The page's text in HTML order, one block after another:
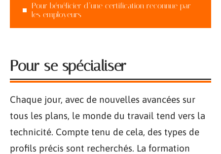
Pour bénéficier d’une certification reconnue par
les employeurs
Pour se spécialiser
Chaque jour, avec de nouvelles avancées sur
tous les plans, le monde du travail tend vers la
technicité. Compte tenu de cela, des types de
profils précis sont recherchés. La formation